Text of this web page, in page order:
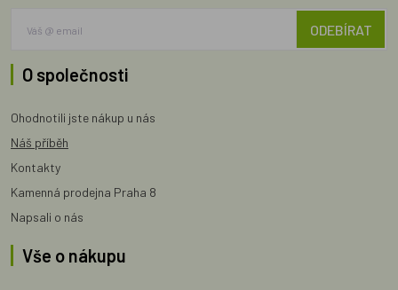
ODEBÍRAT
O společnosti
Ohodnotili jste nákup u nás
Náš příběh
Kontakty
Kamenná prodejna Praha 8
Napsali o nás
Vše o nákupu